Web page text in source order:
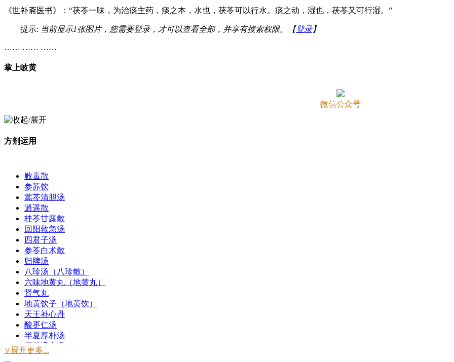
《世补斋医书》：“茯苓一味，为治痰主药，痰之本，水也，茯苓可以行水。痰之动，湿也，茯苓又可行湿。”
提示: 当前显示1张图片，您需要登录，才可以查看全部，并享有搜索权限。【登录】
…… …… ……
掌上岐黄
微信公众号
方剂运用
败毒散
参苏饮
蒿芩清胆汤
逍遥散
桂苓甘露散
回阳救急汤
四君子汤
参苓白术散
归脾汤
八珍汤（八珍散）
六味地黄丸（地黄丸）
肾气丸
地黄饮子（地黄饮）
天王补心丹
酸枣仁汤
半夏厚朴汤
厚朴温中汤
暖肝煎
∨展开更多...